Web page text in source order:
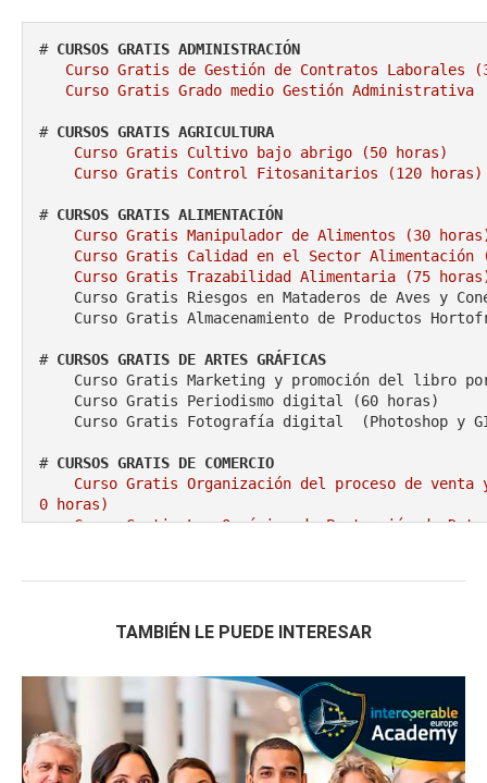
# CURSOS GRATIS ADMINISTRACIÓN
Curso Gratis de Gestión de Contratos Laborales
Curso Gratis Grado medio Gestión Administrativa
# CURSOS GRATIS AGRICULTURA
Curso Gratis Cultivo bajo abrigo (50 horas)
Curso Gratis Control Fitosanitarios (120 horas)
# CURSOS GRATIS ALIMENTACIÓN
Curso Gratis Manipulador de Alimentos (30
Curso Gratis Calidad en el Sector Alimentación
Curso Gratis Trazabilidad Alimentaria (75
# CURSOS GRATIS DE ARTES GRÁFICAS
# CURSOS GRATIS DE COMERCIO
Curso Gratis Organización del proceso de
0 horas)
Curso Gratis Ley Orgánica de Protección de
    Curso Gratis Calidad en la atención al cliente (25 horas)
Curso Gratis de Escaparatismo Comercial (60
    Curso Gratis Escaparatismo (25 horas)
    Curso Gratis Fidelización de clientes (25 horas)
    Curso Gratis Estrategia de supervivencia frente a grandes superficies
(20 horas)
TAMBIÉN LE PUEDE INTERESAR